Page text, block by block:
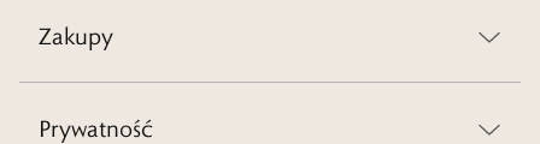
Zakupy
Prywatność